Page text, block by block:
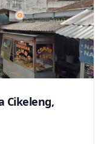
Cikeleng,